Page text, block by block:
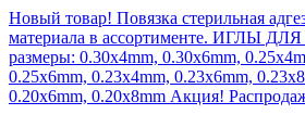
Новый товар! Повязка стерильная
материала в ассортименте. ИГЛЫ ДЛЯ
размеры: 0.30x4mm, 0.30x6mm,
0.25x6mm, 0.23x4mm, 0.23x6mm,
0.20x6mm, 0.20x8mm Акция!